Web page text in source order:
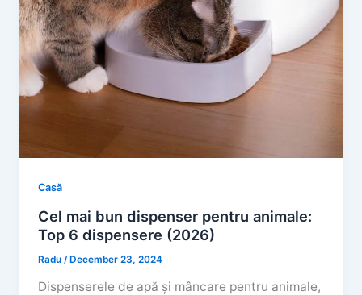
Casă
Cel mai bun dispenser pentru animale:
Top 6 dispensere (2026)
Radu /December 23, 2024
Dispenserele de apă și mâncare pentru animale,